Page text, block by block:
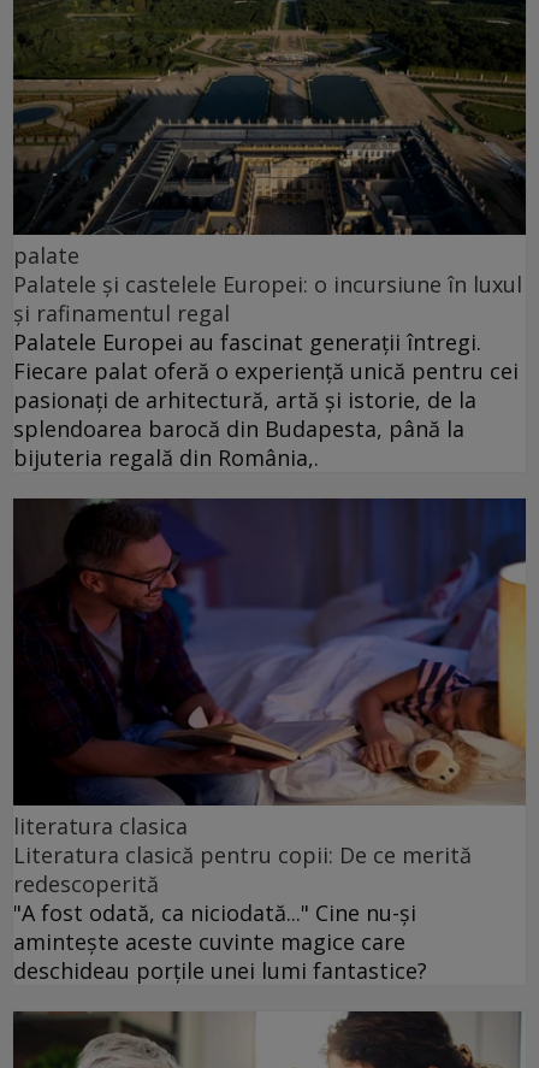
palate
Palatele și castelele Europei: o incursiune în luxul
și rafinamentul regal
Palatele Europei au fascinat generații întregi.
Fiecare palat oferă o experiență unică pentru cei
pasionați de arhitectură, artă și istorie, de la
splendoarea barocă din Budapesta, până la
bijuteria regală din România,.
literatura clasica
Literatura clasică pentru copii: De ce merită
redescoperită
"A fost odată, ca niciodată..." Cine nu-și
amintește aceste cuvinte magice care
deschideau porțile unei lumi fantastice?